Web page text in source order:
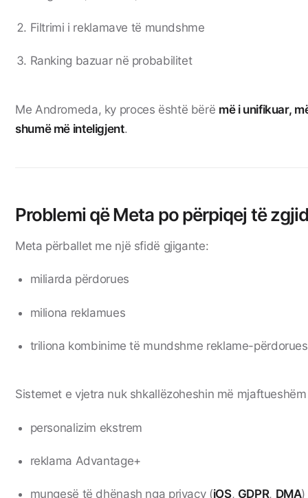
Filtrimi i reklamave të mundshme
Ranking bazuar në probabilitet
Me Andromeda, ky proces është bërë më i unifikuar,
shumë më inteligjent.
Problemi që Meta po përpiqej të
Meta përballet me një sfidë gjigante:
miliarda përdorues
miliona reklamues
triliona kombinime të mundshme reklame-përdorues
Sistemet e vjetra nuk shkallëzoheshin më
personalizim ekstrem
reklama Advantage+
mungesë të dhënash nga privacy (iOS, GDPR, DMA)